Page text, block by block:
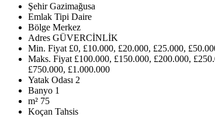
Şehir Gazimağusa
Emlak Tipi Daire
Bölge Merkez
Adres GÜVERCİNLİK
Min. Fiyat £0, £10.000, £20.000, £25.000,
Maks. Fiyat £100.000, £150.000, £200.000,
£750.000, £1.000.000
Yatak Odası 2
Banyo 1
m² 75
Koçan Tahsis